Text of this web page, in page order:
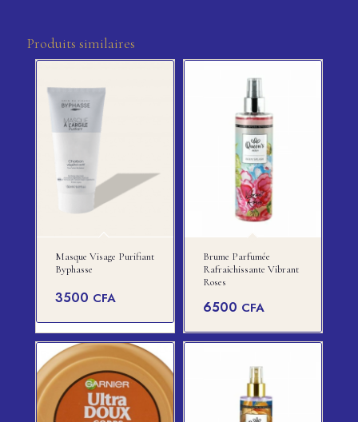
Produits similaires
Masque Visage Purifiant
Byphasse
3500 CFA
Brume Parfumée
Rafraichissante Vibrant
Roses
6500 CFA